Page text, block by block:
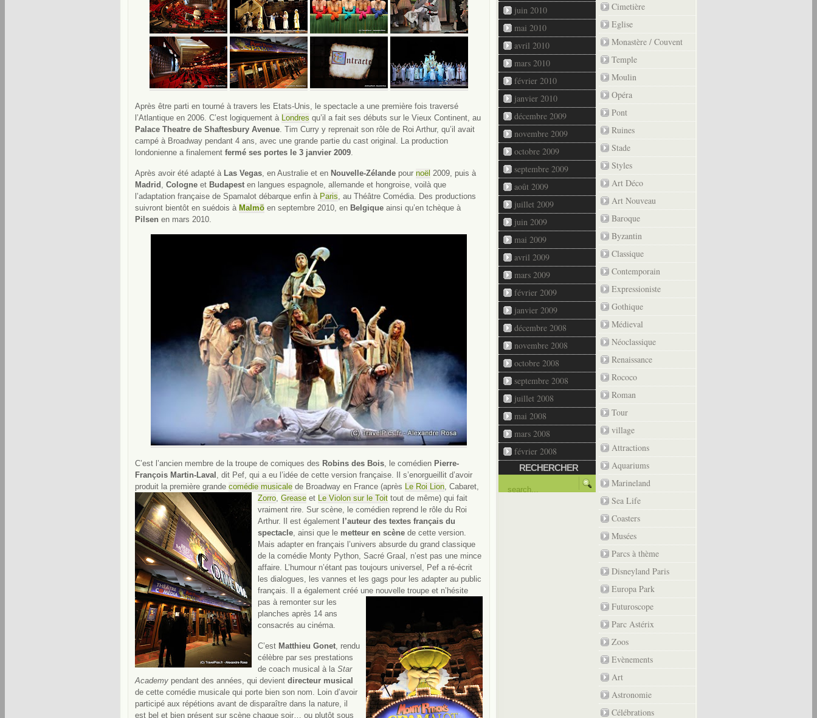
Après être parti en tourné à travers les Etats-Unis, le spectacle a une première fois traversé
l’Atlantique en 2006. C’est logiquement à Londres qu’il a fait ses débuts sur le Vieux Continent, au
Palace Theatre de Shaftesbury Avenue. Tim Curry y reprenait son rôle de Roi Arthur, qu’il avait
campé à Broadway pendant 4 ans, avec une grande partie du cast original. La production
londonienne a finalement fermé ses portes le 3 janvier 2009.
Après avoir été adapté à Las Vegas, en Australie et en Nouvelle-Zélande pour noël 2009, puis à
Madrid , Cologne et Budapest en langues espagnole, allemande et hongroise, voilà que
l’adaptation française de Spamalot débarque enfin à Paris, au Théâtre Comédia. Des productions
suivront bientôt en suédois à Malmö en septembre 2010, en Belgique ainsi qu’en tchèque à
Pilsen en mars 2010.
C’est l’ancien membre de la troupe de comiques des Robins des Bois, le comédien Pierre-
François Martin-Laval , dit Pef, qui a eu l’idée de cette version française. Il s’enorgueillit d’avoir
produit la première grande comédie musicale de Broadway en France (après Le Roi Lion, Cabaret,
Zorro, Grease et Le Violon sur le Toit tout de même) qui fait
vraiment rire. Sur scène, le comédien reprend le rôle du Roi
Arthur. Il est également l’auteur des textes français du
spectacle, ainsi que le metteur en scène de cette version.
Mais adapter en français l’univers absurde du grand classique
de la comédie Monty Python, Sacré Graal, n’est pas une mince
affaire. L’humour n’étant pas toujours universel, Pef a ré-écrit
les dialogues, les vannes et les gags pour les adapter au public
français. Il a également créé une nouvelle troupe et n’hésite
pas à remonter sur les
planches après 14 ans
consacrés au cinéma.
C’est Matthieu Gonet, rendu
célèbre par ses prestations
de coach musical à la Star
Academy pendant des années, qui devient directeur musical
de cette comédie musicale qui porte bien son nom. Loin d’avoir
participé aux répétions avant de disparaître dans la nature, il
est bel et bien présent sur scène chaque soir… ou plutôt sous
juin 2010
mai 2010
avril 2010
mars 2010
février 2010
janvier 2010
décembre 2009
novembre 2009
octobre 2009
septembre 2009
août 2009
juillet 2009
juin 2009
mai 2009
avril 2009
mars 2009
février 2009
janvier 2009
décembre 2008
novembre 2008
octobre 2008
septembre 2008
juillet 2008
mai 2008
mars 2008
février 2008
RECHERCHER
Cimetière
Eglise
Monastère / Couvent
Temple
Moulin
Opéra
Pont
Ruines
Stade
Styles
Art Déco
Art Nouveau
Baroque
Byzantin
Classique
Contemporain
Expressioniste
Gothique
Médieval
Néoclassique
Renaissance
Rococo
Roman
Tour
village
Attractions
Aquariums
Marineland
Sea Life
Coasters
Musées
Parcs à thème
Disneyland Paris
Europa Park
Futuroscope
Parc Astérix
Zoos
Evènements
Art
Astronomie
Célébrations